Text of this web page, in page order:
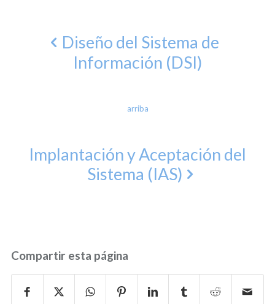
Diseño del Sistema de
Información (DSI)
arriba
Implantación y Aceptación del
Sistema (IAS)
Compartir esta página